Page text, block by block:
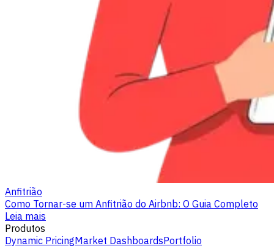
Anfitrião
Como Tornar-se um Anfitrião do Airbnb: O Guia Completo
Leia mais
Produtos
Dynamic PricingMarket DashboardsPortfolio